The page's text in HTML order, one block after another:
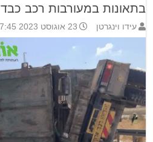
בתאונות במעורבות רכב כבד
עידו וינגרטן 23 אוגוסט 2023 17:45